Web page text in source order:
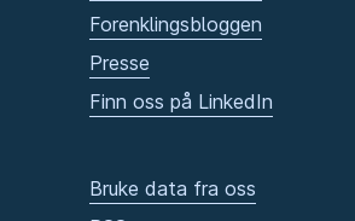
Forenklingsbloggen
Presse
Finn oss på LinkedIn
Bruke data fra oss